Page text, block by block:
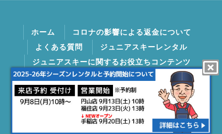
ホーム
コロナの影響による返金について
よくある質問
ジュニアスキーレンタル
ジュニアスキーに関するお役立ちコンテンツ
ジュニアスキーレッスン
会社概要
利用規約/プライバシーポリシー
copyright (c) ARU. Allrights reserved.